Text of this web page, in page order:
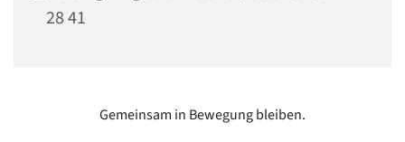
28 41
Gemeinsam in Bewegung bleiben.